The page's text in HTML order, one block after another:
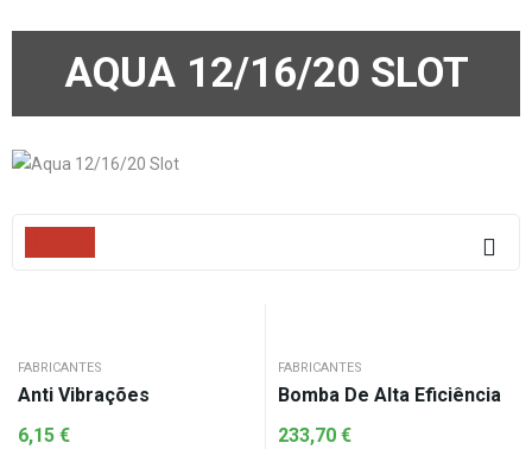
AQUA 12/16/20 SLOT
FABRICANTES
Anti Vibrações
6,15 €
FABRICANTES
Bomba De Alta Eficiência
233,70 €